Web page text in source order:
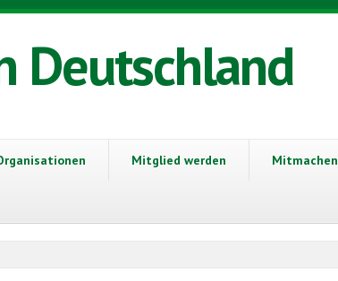
Deutschland
Mitglied werden Mitmachen